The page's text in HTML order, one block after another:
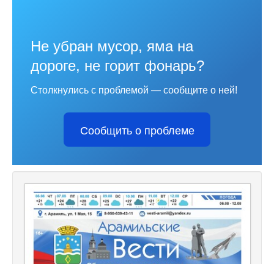
Не убран мусор, яма на
дороге, не горит фонарь?
Столкнулись с проблемой — сообщите о ней!
Сообщить о проблеме